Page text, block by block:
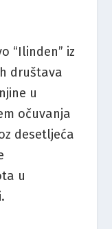
“Ilinden” iz
društava
u
očuvanja
desetljeća
u